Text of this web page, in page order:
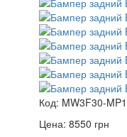
Код: MW3F30-
Цена: 8550 грн